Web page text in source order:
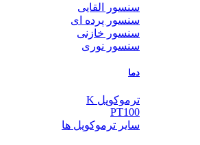
سنسور القایی
سنسور پرده ای
سنسور خازنی
سنسور نوری
دما
ترموکوپل K
PT100
سایر ترموکوپل ها